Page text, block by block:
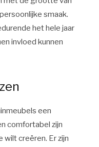
smaak.
het hele jaar
invloed kunnen
een
comfortabel zijn
wilt creëren. Er zijn